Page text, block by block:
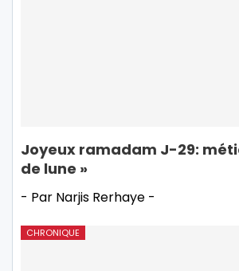
Joyeux ramadam J-29:
de lune »
- Par Narjis Rerhaye -
CHRONIQUE